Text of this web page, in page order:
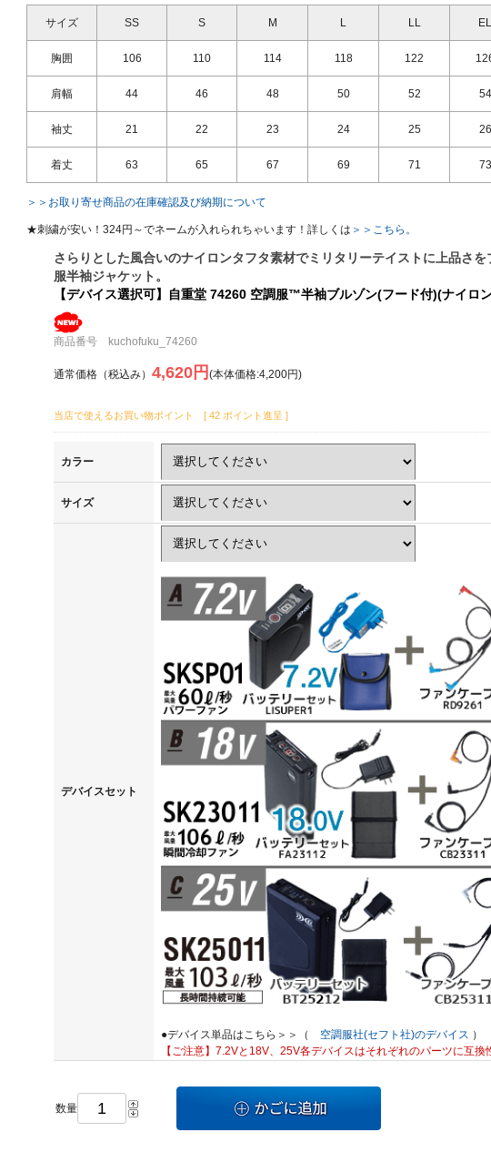
サイズ SS S M L LL EL
胸囲 106 110 114 118 122
肩幅 44 46 48 50 52 54
袖丈 21 22 23 24 25 26
着丈 63 65 67 69 71 73
＞＞お取り寄せ商品の在庫確認及び納期について
★刺繍が安い！324円～でネームが入れられちゃいます！詳しくは ＞＞こちら。
さらりとした風合いのナイロンタフタ素材でミリタリーテイストに上品さ
服半袖ジャケット。
【デバイス選択可】自重堂 74260 空調服™半袖ブルゾン(フード付)(ナイロ
商品番号 kuchofuku_74260
通常価格（税込み） 4,620円 (本体価格:4,200円)
当店で使えるお買い物ポイント [ 42 ポイント進呈 ]
カラー
サイズ
デバイスセット
●デバイス単品はこちら＞＞（ 空調服社(セフト社)のデバイス ）
【ご注意】7.2Vと18V、25V各デバイスはそれぞれのパーツに互換
数量